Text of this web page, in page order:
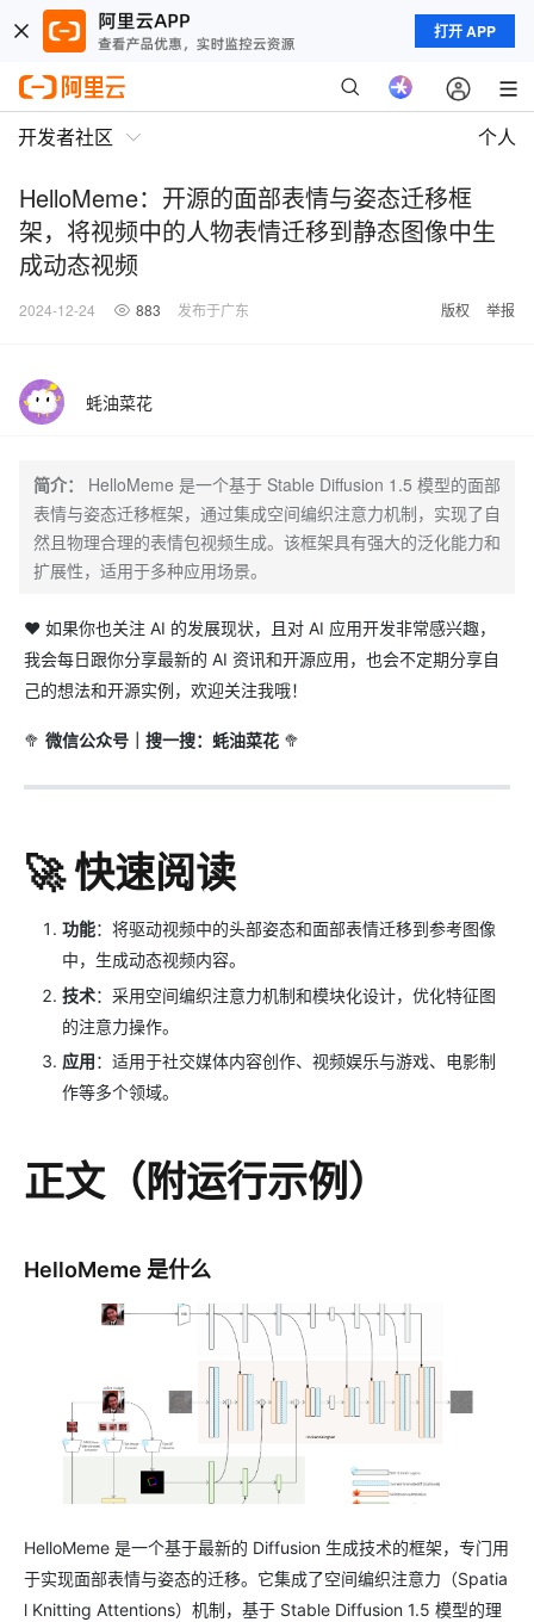
打开 APP
开发者社区 个人
HelloMeme：开源的面部表情与姿态迁移框
架，将视频中的人物表情迁移到静态图像中生
成动态视频
2024-12-24 883 发布于广东 版权 举报
蚝油菜花
简介：
HelloMeme 是一个基于 Stable Diffusion 1.5 模型的面部
表情与姿态迁移框架，通过集成空间编织注意力机制，实现了自
然且物理合理的表情包视频生成。该框架具有强大的泛化能力和
扩展性，适用于多种应用场景。
❤️ 如果你也关注 AI 的发展现状，且对 AI 应用开发非常感兴趣，
我会每日跟你分享最新的 AI 资讯和开源应用，也会不定期分享自
己的想法和开源实例，欢迎关注我哦！
🥦 微信公众号｜搜一搜：蚝油菜花 🥦
🚀 快速阅读
功能：将驱动视频中的头部姿态和面部表情迁移到参考图像
中，生成动态视频内容。
技术：采用空间编织注意力机制和模块化设计，优化特征图
的注意力操作。
应用：适用于社交媒体内容创作、视频娱乐与游戏、电影制
作等多个领域。
正文（附运行示例）
HelloMeme 是什么
HelloMeme 是一个基于最新的 Diffusion 生成技术的框架，专门用
于实现面部表情与姿态的迁移。它集成了空间编织注意力（Spatia
l Knitting Attentions）机制，基于 Stable Diffusion 1.5 模型的理